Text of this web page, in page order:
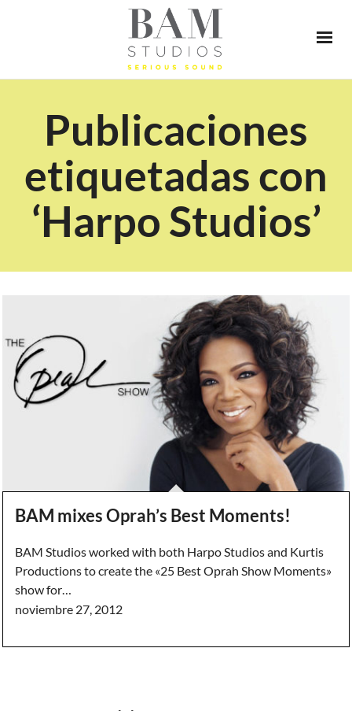
Publicaciones
etiquetadas con
‘Harpo Studios’
BAM mixes Oprah’s Best Moments!
BAM Studios worked with both Harpo Studios and Kurtis
Productions to create the «25 Best Oprah Show Moments»
show for…
noviembre 27, 2012